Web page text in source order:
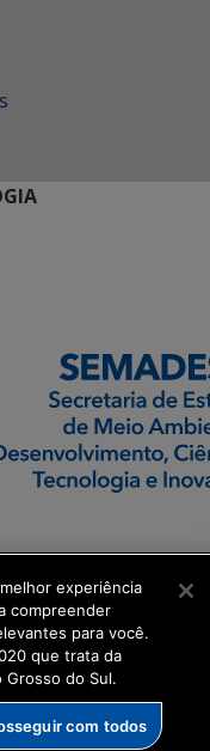
experiência
compreender
para você.
que trata da
Grosso do Sul.
com todos